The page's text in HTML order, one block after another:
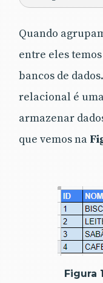
Quando
entre eles
bancos de
relacional é
armazenar
que vemos na
Figura 1